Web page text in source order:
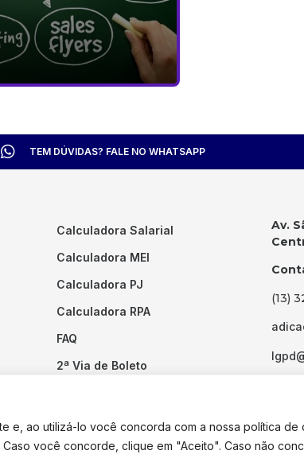
e, ao utilizá-lo você concorda com a nossa política de
você concorde, clique em "Aceito". Caso não
TEM DÚVIDAS? FALE NO WHATSAPP
Calculadora Salarial
Calculadora MEI
Calculadora PJ
Calculadora RPA
FAQ
2ª Via de Boleto
Av.
(13)